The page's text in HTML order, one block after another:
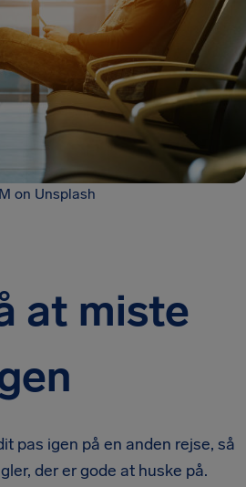
on Unsplash
at miste
pas igen på en anden rejse, så
der er gode at huske på.